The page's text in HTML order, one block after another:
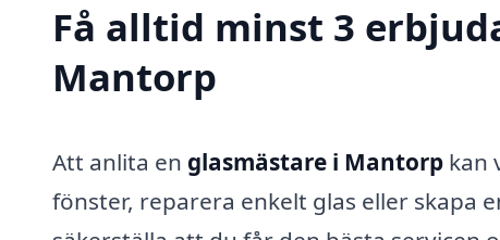
Få alltid minst 3
Mantorp
Att anlita en glasmästare i Mantorp kan
fönster, reparera enkelt glas eller skapa